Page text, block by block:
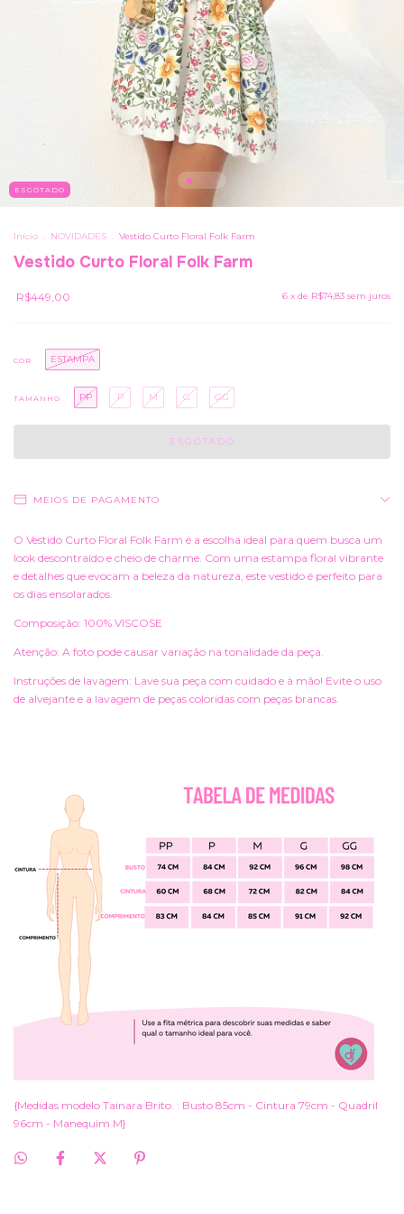
ESGOTADO
Início . NOVIDADES . Vestido Curto Floral Folk Farm
Vestido Curto Floral Folk Farm
R$449,00 6 x de R$74,83 sem juros
COR ESTAMPA
TAMANHO PP P M G GG
MEIOS DE PAGAMENTO
O Vestido Curto Floral Folk Farm é a escolha ideal para quem busca um
look descontraído e cheio de charme. Com uma estampa floral vibrante
e detalhes que evocam a beleza da natureza, este vestido é perfeito para
os dias ensolarados.
Composição: 100% VISCOSE
Atenção: A foto pode causar variação na tonalidade da peça.
Instruções de lavagem: Lave sua peça com cuidado e à mão! Evite o uso
de alvejante e a lavagem de peças coloridas com peças brancas.
{Medidas modelo Tainara Brito. : Busto 85cm - Cintura 79cm - Quadril
96cm - Manequim M}